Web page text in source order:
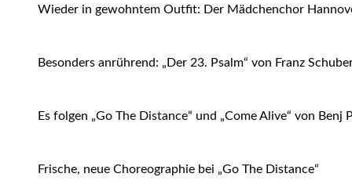
Wieder in gewohntem Outfit: Der Mädchenchor
Besonders anrührend: „Der 23. Psalm“ von Franz
Es folgen „Go The Distance“ und „Come Alive“ von Benj
Frische, neue Choreographie bei „Go The Distance“